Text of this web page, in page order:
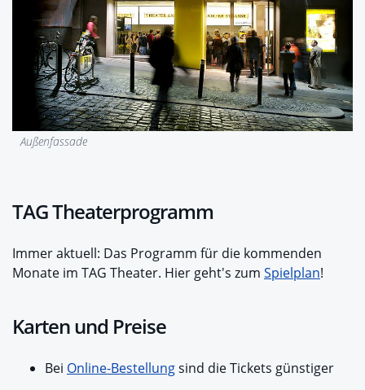
Außenfassade
TAG Theaterprogramm
Immer aktuell: Das Programm für die kommenden
Monate im TAG Theater. Hier geht's zum Spielplan!
Karten und Preise
Bei Online-Bestellungsind die Tickets günstiger